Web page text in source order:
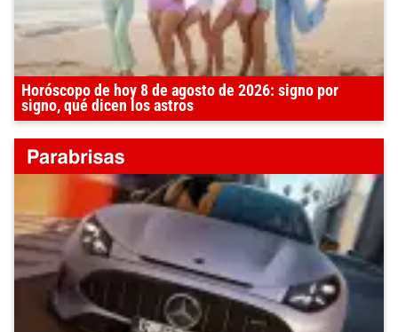
Horóscopo de hoy 8 de agosto de 2026: signo por
signo, qué dicen los astros